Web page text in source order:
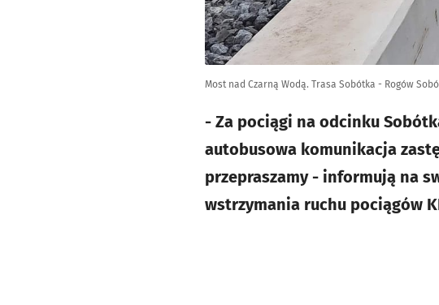
Most nad Czarną Wodą. Trasa Sobótka - Rogów
- Za pociągi na odcinku
autobusowa komunikacja
przepraszamy - informują na
wstrzymania ruchu pociągów